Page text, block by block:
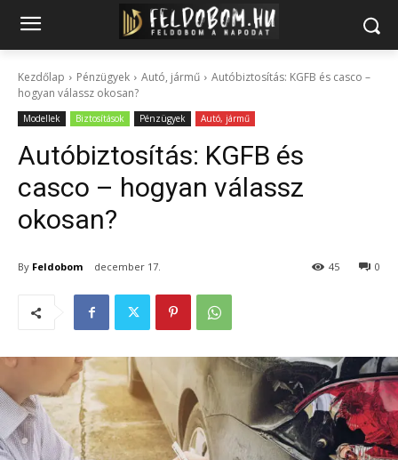
Kezdőlap Pénzügyek Autó, jármű
Autóbiztosítás: KGFB és casco –
hogyan válassz okosan?
Modellek Biztosítások Pénzügyek Autó, jármű
Autóbiztosítás: KGFB és
casco – hogyan válassz
okosan?
By Feldobom december 17. 0
45